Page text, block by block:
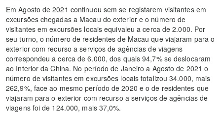
Em Agosto de 2021 continuou sem se registarem visitantes em
excursões chegadas a Macau do exterior e o número de
visitantes em excursões locais equivaleu a cerca de 2.000. Por
seu turno, o número de residentes de Macau que viajaram para o
exterior com recurso a serviços de agências de viagens
correspondeu a cerca de 6.000, dos quais 94,7% se deslocaram
ao Interior da China. No período de Janeiro a Agosto de 2021 o
número de visitantes em excursões locais totalizou 34.000, mais
262,9%, face ao mesmo período de 2020 e o de residentes que
viajaram para o exterior com recurso a serviços de agências de
viagens foi de 124.000, mais 37,0%.